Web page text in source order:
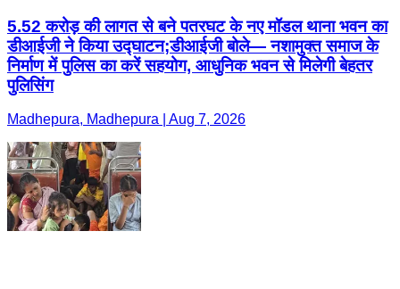
5.52 करोड़ की लागत से बने पतरघट के नए मॉडल थाना भवन का
डीआईजी ने किया उद्घाटन;डीआईजी बोले— नशामुक्त समाज के
निर्माण में पुलिस का करें सहयोग, आधुनिक भवन से मिलेगी बेहतर
पुलिसिंग
Madhepura, Madhepura | Aug 7, 2026